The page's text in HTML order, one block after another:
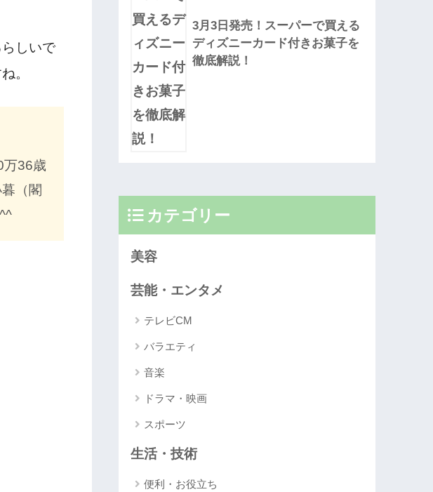
しいで
。
万36歳
（閣
ゞ
3月3日発売！スーパーで買える
ディズニーカード付きお菓子を
徹底解説！
カテゴリー
美容
芸能・エンタメ
テレビCM
バラエティ
音楽
ドラマ・映画
スポーツ
生活・技術
便利・お役立ち